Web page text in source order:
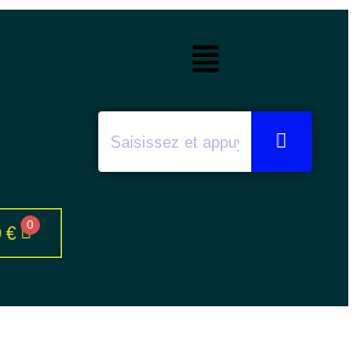
€